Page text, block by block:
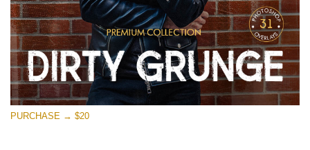
PURCHASE → $20